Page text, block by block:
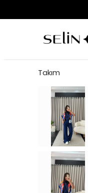
Takım